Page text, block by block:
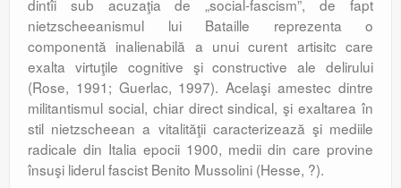
dintîi sub acuzaţia de „social-fascism”, de fapt
nietzscheeanismul lui Bataille reprezenta o
componentă inalienabilă a unui curent artisitc care
exalta virtuţile cognitive şi constructive ale delirului
(Rose, 1991; Guerlac, 1997). Acelaşi amestec dintre
militantismul social, chiar direct sindical, şi exaltarea în
stil nietzscheean a vitalităţii caracterizează şi mediile
radicale din Italia epocii 1900, medii din care provine
însuşi liderul fascist Benito Mussolini (Hesse, ?).